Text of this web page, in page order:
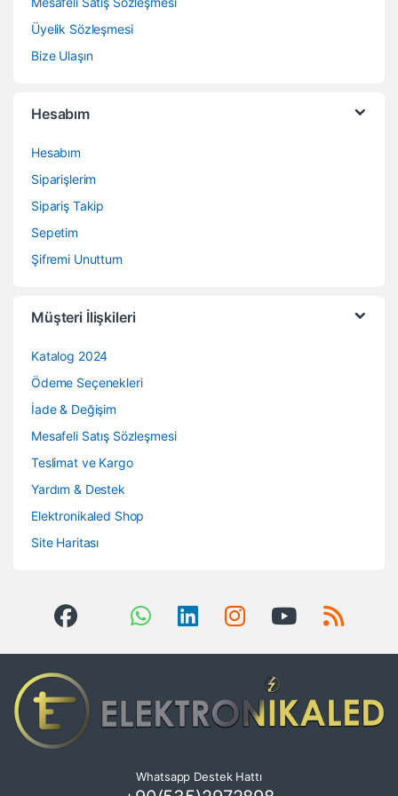
Üyelik Sözleşmesi
Bize Ulaşın
Hesabım
Hesabım
Siparişlerim
Sipariş Takip
Sepetim
Şifremi Unuttum
Müşteri İlişkileri
Katalog 2024
Ödeme Seçenekleri
İade & Değişim
Mesafeli Satış Sözleşmesi
Teslimat ve Kargo
Yardım & Destek
Elektronikaled Shop
Site Haritası
Whatsapp Destek Hattı